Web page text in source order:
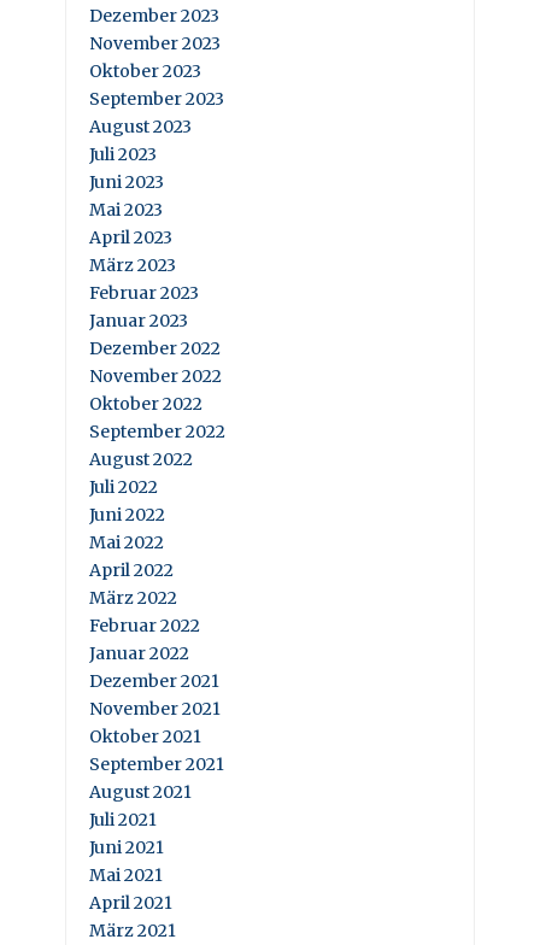
Dezember 2023
November 2023
Oktober 2023
September 2023
August 2023
Juli 2023
Juni 2023
Mai 2023
April 2023
März 2023
Februar 2023
Januar 2023
Dezember 2022
November 2022
Oktober 2022
September 2022
August 2022
Juli 2022
Juni 2022
Mai 2022
April 2022
März 2022
Februar 2022
Januar 2022
Dezember 2021
November 2021
Oktober 2021
September 2021
August 2021
Juli 2021
Juni 2021
Mai 2021
April 2021
März 2021